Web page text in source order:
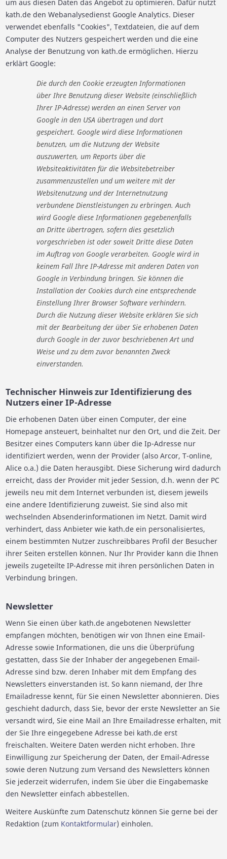
um aus diesen Daten das Angebot zu optimieren. Dafür nutzt
kath.de den Webanalysedienst Google Analytics. Dieser
verwendet ebenfalls "Cookies", Textdateien, die auf dem
Computer des Nutzers gespeichert werden und die eine
Analyse der Benutzung von kath.de ermöglichen. Hierzu
erklärt Google:
Die durch den Cookie erzeugten Informationen
über Ihre Benutzung dieser Website (einschließlich
Ihrer IP-Adresse) werden an einen Server von
Google in den USA übertragen und dort
gespeichert. Google wird diese Informationen
benutzen, um die Nutzung der Website
auszuwerten, um Reports über die
Websiteaktivitäten für die Websitebetreiber
zusammenzustellen und um weitere mit der
Websitenutzung und der Internetnutzung
verbundene Dienstleistungen zu erbringen. Auch
wird Google diese Informationen gegebenenfalls
an Dritte übertragen, sofern dies gesetzlich
vorgeschrieben ist oder soweit Dritte diese Daten
im Auftrag von Google verarbeiten. Google wird in
keinem Fall Ihre IP-Adresse mit anderen Daten von
Google in Verbindung bringen. Sie können die
Installation der Cookies durch eine entsprechende
Einstellung Ihrer Browser Software verhindern.
Durch die Nutzung dieser Website erklären Sie sich
mit der Bearbeitung der über Sie erhobenen Daten
durch Google in der zuvor beschriebenen Art und
Weise und zu dem zuvor benannten Zweck
einverstanden.
Technischer Hinweis zur Identifizierung des
Nutzers einer IP-Adresse
Die erhobenen Daten über einen Computer, der eine
Homepage ansteuert, beinhaltet nur den Ort, und die Zeit. Der
Besitzer eines Computers kann über die Ip-Adresse nur
identifiziert werden, wenn der Provider (also Arcor, T-online,
Alice o.a.) die Daten herausgibt. Diese Sicherung wird dadurch
erreicht, dass der Provider mit jeder Session, d.h. wenn der PC
jeweils neu mit dem Internet verbunden ist, diesem jeweils
eine andere Identifizierung zuweist. Sie sind also mit
wechselnden Absenderinformationen im Netzt. Damit wird
verhindert, dass Anbieter wie kath.de ein personalisiertes,
einem bestimmten Nutzer zuschreibbares Profil der Besucher
ihrer Seiten erstellen können. Nur Ihr Provider kann die Ihnen
jeweils zugeteilte IP-Adresse mit ihren persönlichen Daten in
Verbindung bringen.
Newsletter
Wenn Sie einen über kath.de angebotenen Newsletter
empfangen möchten, benötigen wir von Ihnen eine Email-
Adresse sowie Informationen, die uns die Überprüfung
gestatten, dass Sie der Inhaber der angegebenen Email-
Adresse sind bzw. deren Inhaber mit dem Empfang des
Newsletters einverstanden ist. So kann niemand, der Ihre
Emailadresse kennt, für Sie einen Newsletter abonnieren. Dies
geschieht dadurch, dass Sie, bevor der erste Newsletter an Sie
versandt wird, Sie eine Mail an Ihre Emailadresse erhalten, mit
der Sie Ihre eingegebene Adresse bei kath.de erst
freischalten. Weitere Daten werden nicht erhoben. Ihre
Einwilligung zur Speicherung der Daten, der Email-Adresse
sowie deren Nutzung zum Versand des Newsletters können
Sie jederzeit widerrufen, indem Sie über die Eingabemaske
den Newsletter einfach abbestellen.
Weitere Auskünfte zum Datenschutz können Sie gerne bei der
Redaktion (zum Kontaktformular) einholen.